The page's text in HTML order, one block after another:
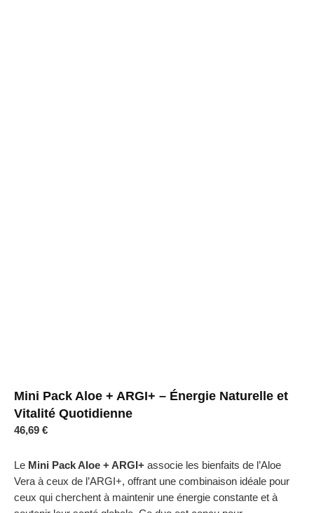
Mini Pack Aloe + ARGI+ – Énergie Naturelle et
Vitalité Quotidienne
46,69 €
Le Mini Pack Aloe + ARGI+ associe les bienfaits de l’Aloe
Vera à ceux de l’ARGI+, offrant une combinaison idéale pour
ceux qui cherchent à maintenir une énergie constante et à